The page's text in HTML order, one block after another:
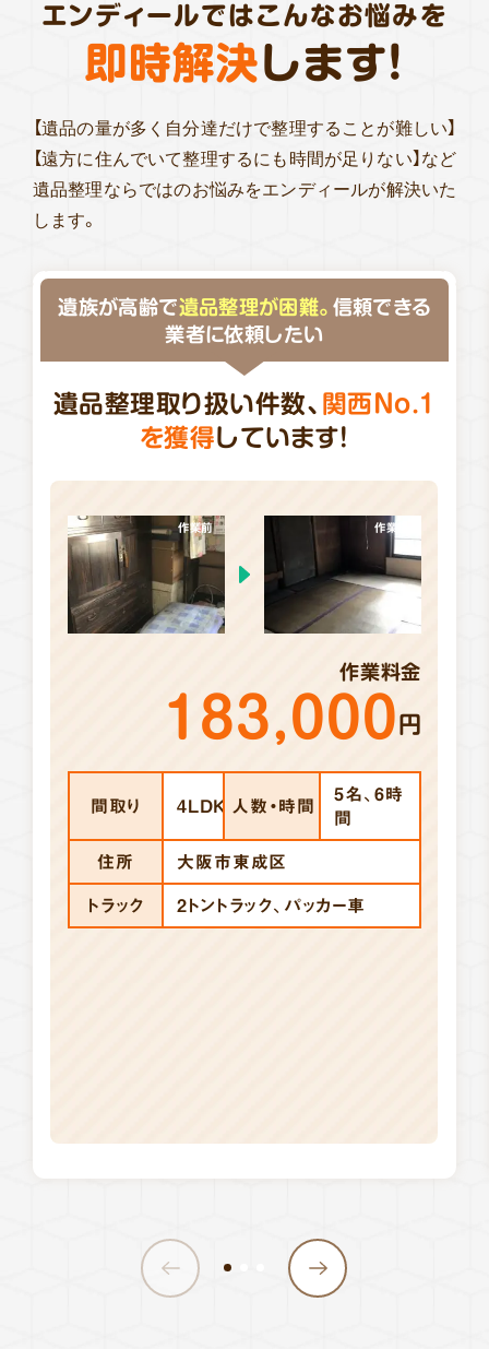
エンディールではこんなお悩みを
即時解決します!
【遺品の量が多く自分達だけで整理することが難しい】
【遠方に住んでいて整理するにも時間が足りない】など
遺品整理ならではのお悩みをエンディールが解決いた
します。
遺族が高齢で遺品整理が困難。 信頼できる
業者に依頼したい
遺品整理取り扱い件数、 関西No.1
を獲得しています!
作業料金
183,000円
作業前 作業後
間取り 4LDK 人数・時間
5名、6時
間
住所 大阪市東成区
トラック 2トントラック、パッカー車